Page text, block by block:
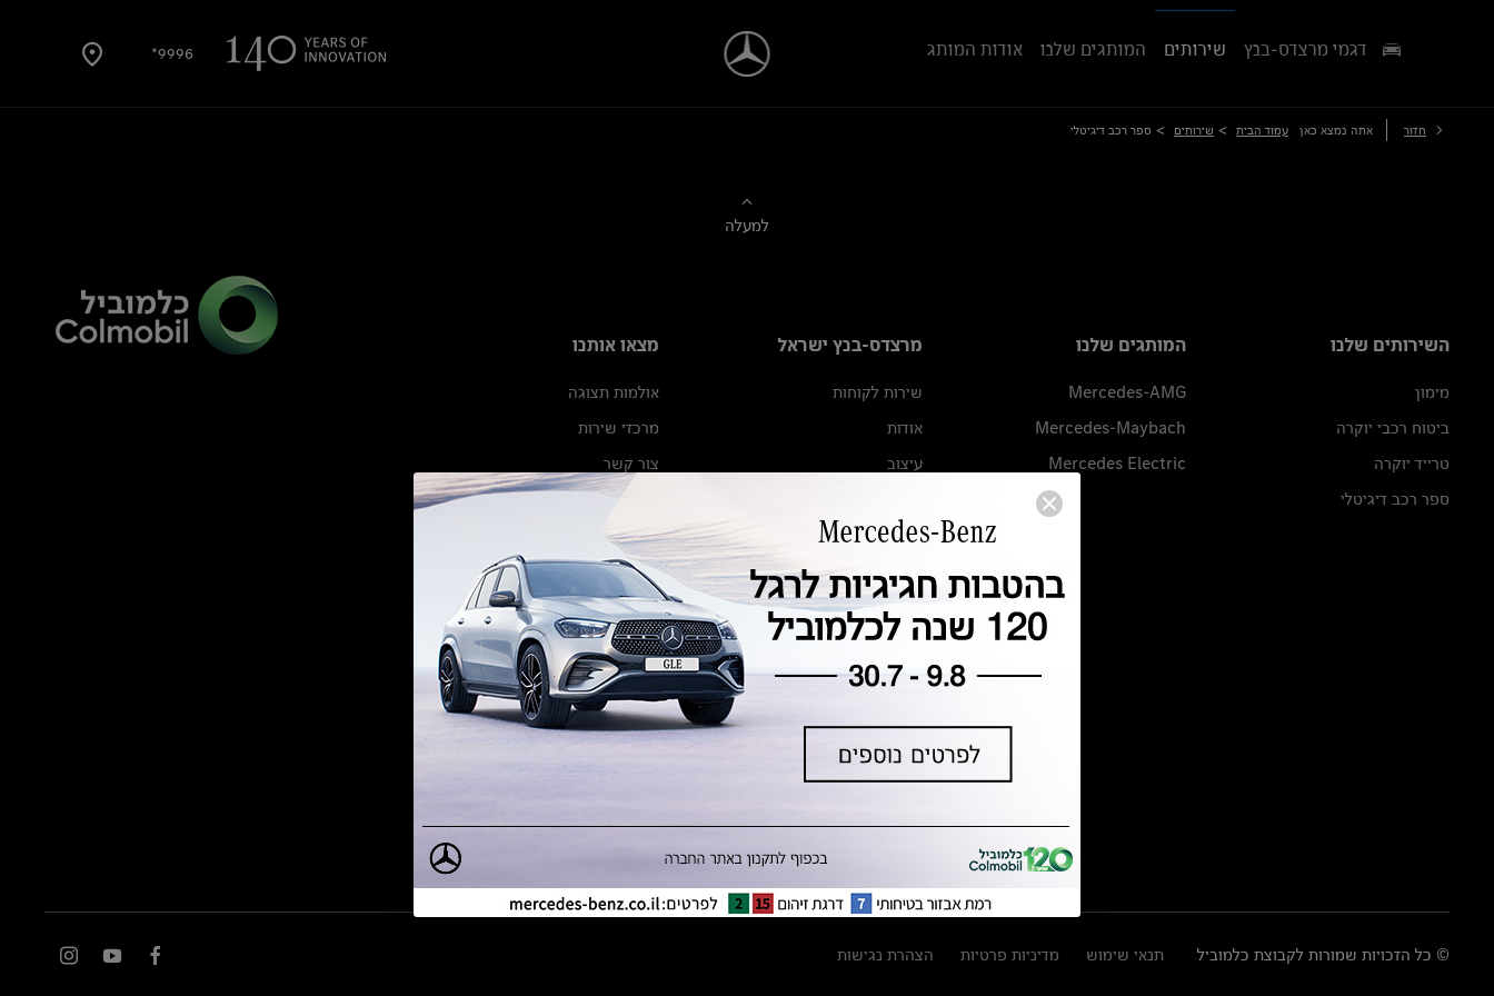
9996* דגמי מרצדס-בנץ שירותים המותגים שלנו אודות המותג
חזור אתה נמצא כאן עמוד הבית > שירותים > ספר רכב דיגיטלי
למעלה
השירותים שלנו
מימון
ביטוח רכבי יוקרה
טרייד יוקרה
ספר רכב דיגיטלי
המותגים שלנו
Mercedes-AMG
Mercedes-Maybach
Mercedes Electric
מרצדס-בנץ ישראל
שירות לקוחות
אודות
עיצוב
מגזין מרצדס-בנץ
ספרי רכב מרצדס-בנץ
נתוני זיהום אוויר וצריכת דלק וחשמל
נתוני תווית צמיגים
מחירון חלפים
הודעה על הטבות לרכבי מרצדס בהסדר
מצאו אותנו
אולמות תצוגה
מרכזי שירות
צור קשר
© כל הזכויות שמורות לקבוצת כלמוביל תנאי שימוש מדיניות פרטיות הצהרת נגישות